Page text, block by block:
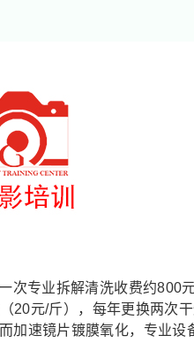
次专业拆解清洗收费约800
20元/斤），每年更换两次
加速镜片镀膜氧化，专业设